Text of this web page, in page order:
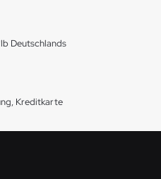
Deutschlands
Kreditkarte